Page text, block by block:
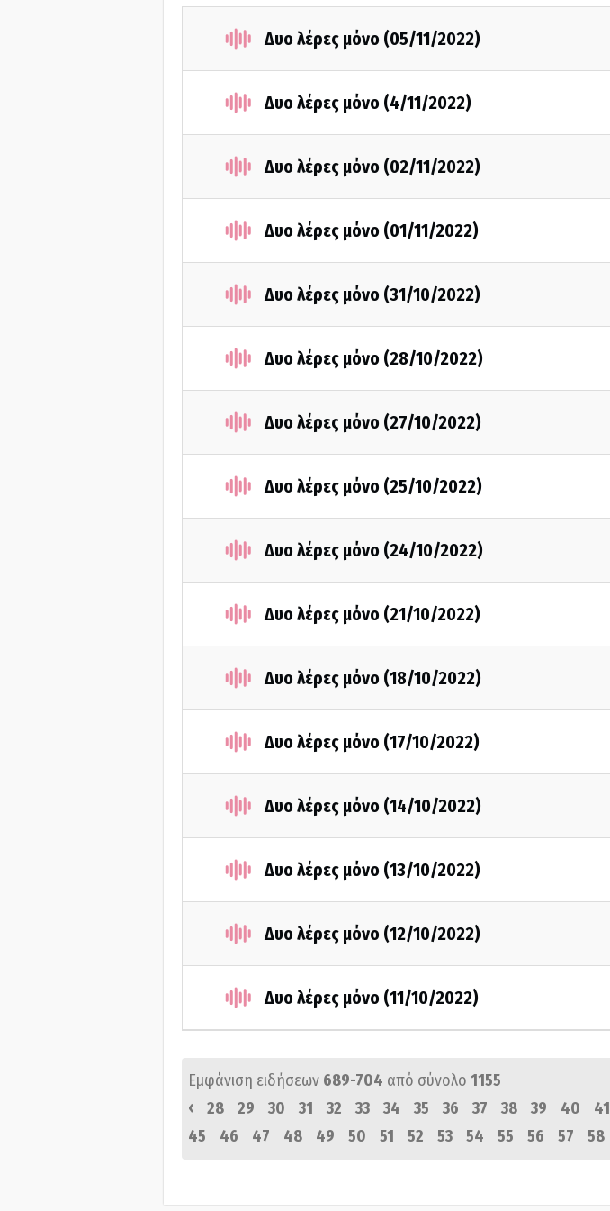
Δυο λέρες μόνο (05/11/2022)
Δυο λέρες μόνο (4/11/2022)
Δυο λέρες μόνο (02/11/2022)
Δυο λέρες μόνο (01/11/2022)
Δυο λέρες μόνο (31/10/2022)
Δυο λέρες μόνο (28/10/2022)
Δυο λέρες μόνο (27/10/2022)
Δυο λέρες μόνο (25/10/2022)
Δυο λέρες μόνο (24/10/2022)
Δυο λέρες μόνο (21/10/2022)
Δυο λέρες μόνο (18/10/2022)
Δυο λέρες μόνο (17/10/2022)
Δυο λέρες μόνο (14/10/2022)
Δυο λέρες μόνο (13/10/2022)
Δυο λέρες μόνο (12/10/2022)
Δυο λέρες μόνο (11/10/2022)
Εμφάνιση ειδήσεων 689-704 από σύνολο 1155
‹
28 29 30 31 32 33 34 35 36 37 38 39 40 41
45
46 47 48 49 50 51 52 53 54 55 56 57 58